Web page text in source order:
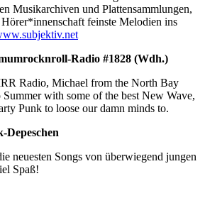
Musikarchiven und Plattensammlungen,
feinste Melodien ins
Radio #1828 (Wdh.)
Radio, Michael from the North Bay
Summer with some of the best New Wave,
Punk to loose our damn minds to.
Depeschen
neuesten Songs von überwiegend jungen
Spaß!